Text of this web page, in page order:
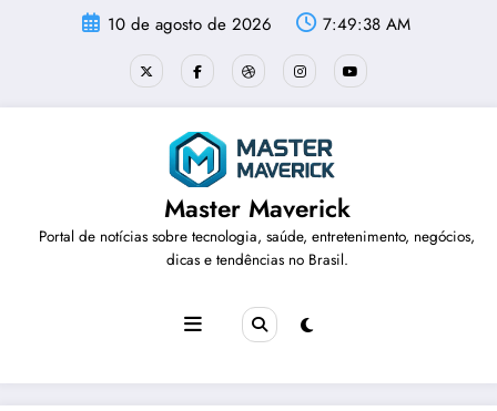
10 de agosto de 2026 7:49:39 AM
Master Maverick
Portal de notícias sobre tecnologia, saúde, entretenimento, negócios,
dicas e tendências no Brasil.